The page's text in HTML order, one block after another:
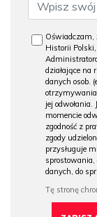
Oświadczam,
Historii
działające na
danych osob.
otrzymywania
jej
momencie
zgodność z
zgody
przysługuje
sprostowania,
danych, do